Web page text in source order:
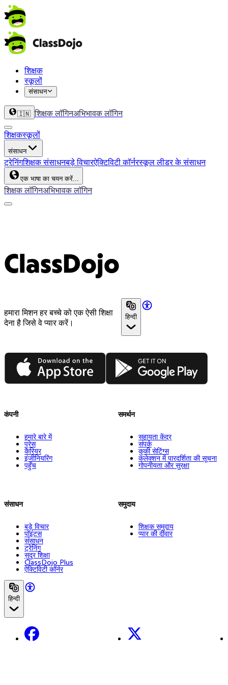
शिक्षक
स्कूलों
संसाधन
🇮🇳 शिक्षक लॉगिनअभिभावक लॉगिन
शिक्षकस्कूलों
संसाधन
ट्रेनिंगशिक्षक संसाधनबड़े विचारऐक्टिविटी कॉर्नरस्कूल लीडर के संसाधन
एक भाषा का चयन करें...
शिक्षक लॉगिनअभिभावक लॉगिन
ClassDojo
हमारा मिशन हर बच्चे को एक ऐसी शिक्षा
देना है जिसे वे प्यार करें।
हिन्दी
App Store Google Play
कंपनी
हमारे बारे में
प्रेस
कैरियर
इंजीनियरिंग
पहुँच
संसाधन
बड़े विचार
पॉइंट्स
संसाधन
ट्रेनिंग
सुदूर शिक्षा
ClassDojo Plus
ऐक्टिविटी कॉर्नर
समर्थन
सहायता केंद्र
संपर्क
कुकी सेटिंग्स
कलेक्शन में पारदर्शिता की सूचना
गोपनीयता और सुरक्षा
समुदाय
शिक्षक समुदाय
प्यार की दीवार
हिन्दी
Facebook X